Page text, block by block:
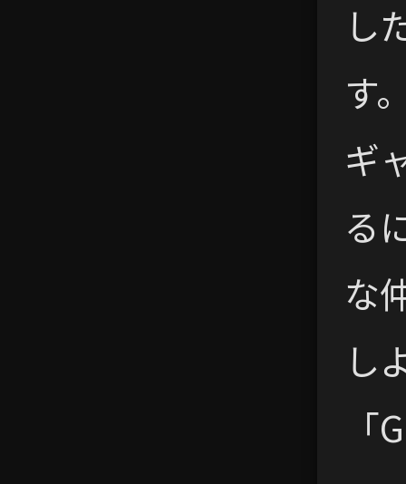
し
す
ギ
る
な
し